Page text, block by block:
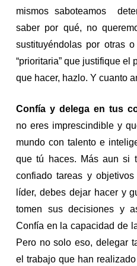
mismos saboteamos
saber por qué, no
sustituyéndolas por otras
“prioritaria” que justifique el
que hacer, hazlo. Y cuanto
Confía y delega en tus
no eres imprescindible y
mundo con talento e
que tú haces. Más aun si
confiado tareas y
líder, debes dejar hacer y
tomen sus decisiones y
Confía en la capacidad de
Pero no solo eso, delegar
el trabajo que han